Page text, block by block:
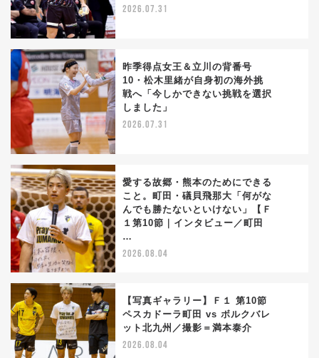
2026.07.31
昨季得点女王＆立川の背番号
10・松木里緒が自身初の海外挑
戦へ「今しかできない挑戦を選択
しました」
2026.07.31
愛する故郷・熊本のためにできる
こと。町田・礒貝飛那大「何がな
んでも勝たないといけない」【Ｆ
１第10節｜インタビュー／町田
…
2026.08.04
【写真ギャラリー】Ｆ１ 第10節
ペスカドーラ町田 vs ボルクバレ
ット北九州／撮影＝満本泰介
2026.08.04